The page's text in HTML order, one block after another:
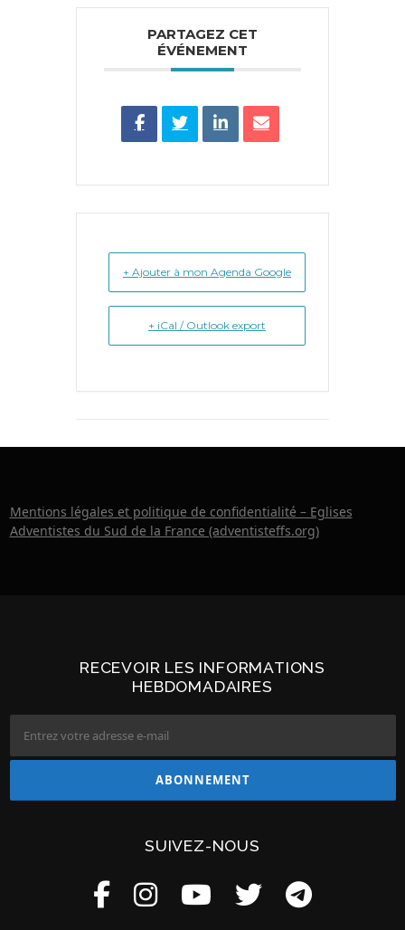
PARTAGEZ CET
ÉVÉNEMENT
+ Ajouter à mon Agenda Google
+ iCal / Outlook export
Mentions légales et politique de confidentialité – Eglises
Adventistes du Sud de la France (adventisteffs.org)
RECEVOIR LES INFORMATIONS
HEBDOMADAIRES
SUIVEZ-NOUS